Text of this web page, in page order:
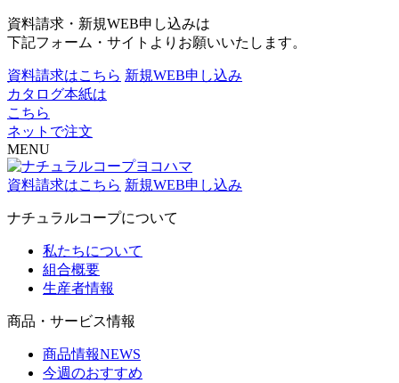
資料請求・新規WEB申し込みは
下記フォーム・サイトよりお願いいたします。
資料請求はこちら 新規WEB申し込み
カタログ本紙は
こちら
ネットで注文
MENU
資料請求はこちら 新規WEB申し込み
ナチュラルコープについて
私たちについて
組合概要
生産者情報
商品・サービス情報
商品情報NEWS
今週のおすすめ